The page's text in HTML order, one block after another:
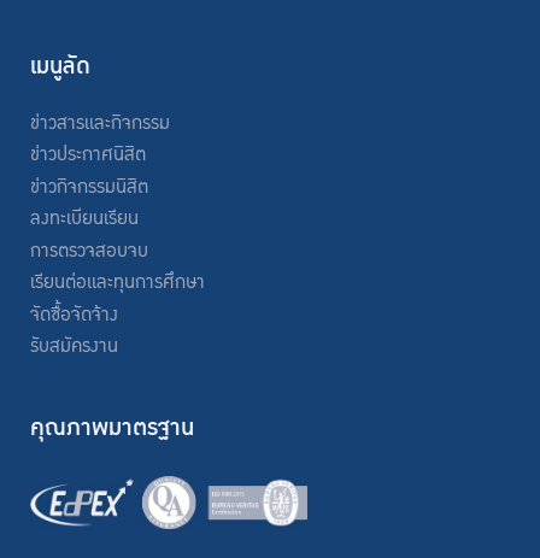
เมนูลัด
ข่าวสารและกิจกรรม
ข่าวประกาศนิสิต
ข่าวกิจกรรมนิสิต
ลงทะเบียนเรียน
การตรวจสอบจบ
เรียนต่อและทุนการศึกษา
จัดซื้อจัดจ้าง
รับสมัครงาน
คุณภาพมาตรฐาน